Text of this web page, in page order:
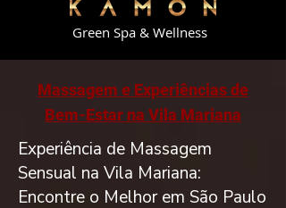
Green Spa & Wellness
Massagem e Experiências de
Bem-Estar na Vila Mariana
Experiência de Massagem
Sensual na Vila Mariana:
Encontre o Melhor em São Paulo